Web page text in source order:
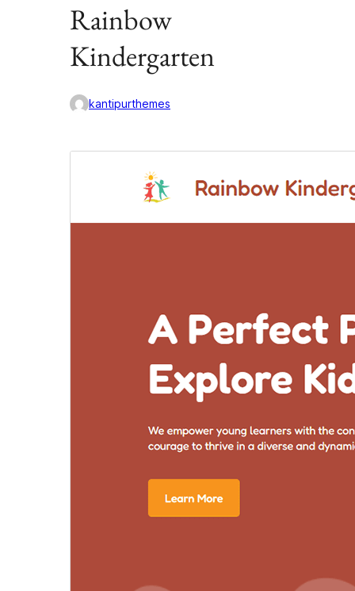
Rainbow
Kindergarten
kantipurthemes